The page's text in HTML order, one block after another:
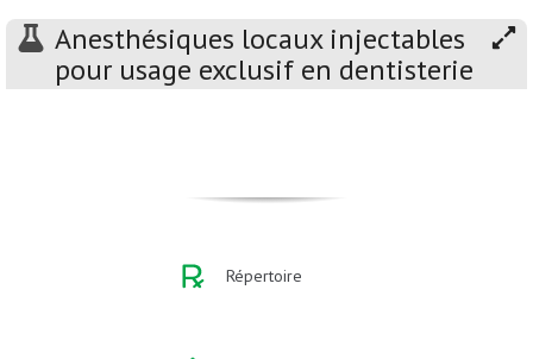
Anesthésiques locaux injectables
pour usage exclusif en dentisterie
Répertoire